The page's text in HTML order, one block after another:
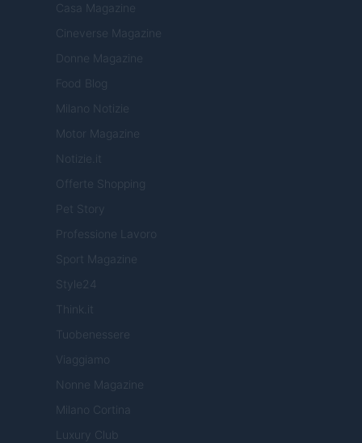
Casa Magazine
Cineverse Magazine
Donne Magazine
Food Blog
Milano Notizie
Motor Magazine
Notizie.it
Offerte Shopping
Pet Story
Professione Lavoro
Sport Magazine
Style24
Think.it
Tuobenessere
Viaggiamo
Nonne Magazine
Milano Cortina
Luxury Club